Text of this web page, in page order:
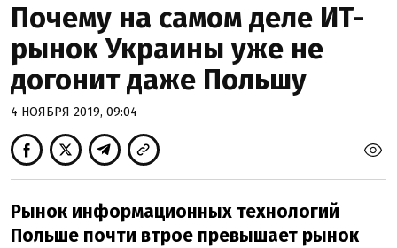
Почему на самом деле ИТ-
рынок Украины уже не
догонит даже Польшу
4 НОЯБРЯ 2019, 09:04
Рынок информационных технологий
Польше почти втрое превышает рынок